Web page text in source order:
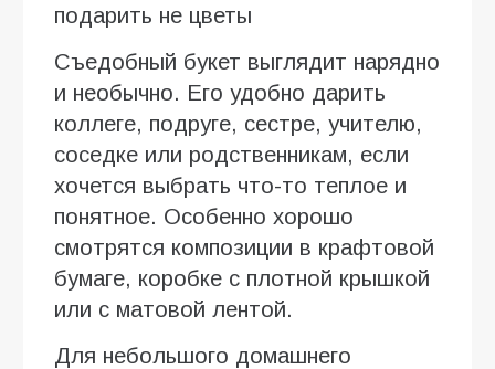
подарить не цветы
Съедобный букет выглядит нарядно
и необычно. Его удобно дарить
коллеге, подруге, сестре, учителю,
соседке или родственникам, если
хочется выбрать что-то теплое и
понятное. Особенно хорошо
смотрятся композиции в крафтовой
бумаге, коробке с плотной крышкой
или с матовой лентой.
Для небольшого домашнего